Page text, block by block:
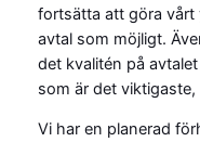
fortsätta att göra vårt
avtal som möjligt.
det kvalitén på
som är det
Vi har en planerad